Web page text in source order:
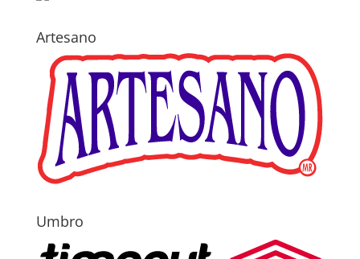
Artesano
Umbro